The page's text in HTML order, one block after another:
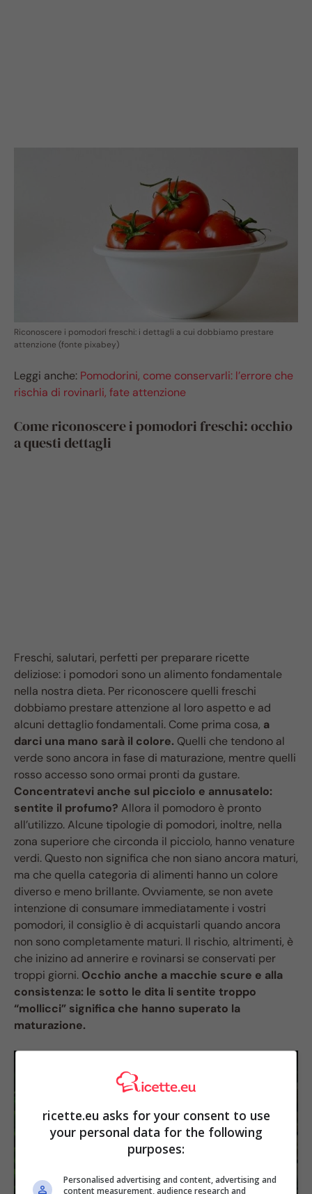
Riconoscere i pomodori freschi: i dettagli a cui dobbiamo prestare
attenzione (fonte pixabey)
Leggi anche: Pomodorini, come conservarli: l’errore che
rischia di rovinarli, fate attenzione
Come riconoscere i pomodori freschi: occhio
a questi dettagli
Freschi, salutari, perfetti per preparare ricette
deliziose: i pomodori sono un alimento fondamentale
nella nostra dieta. Per riconoscere quelli freschi
dobbiamo prestare attenzione al loro aspetto e ad
alcuni dettaglio fondamentali. Come prima cosa, a
darci una mano sarà il colore. Quelli che tendono al
verde sono ancora in fase di maturazione, mentre quelli
rosso accesso sono ormai pronti da gustare.
Concentratevi anche sul picciolo e annusatelo:
sentite il profumo? Allora il pomodoro è pronto
all’utilizzo. Alcune tipologie di pomodori, inoltre, nella
zona superiore che circonda il picciolo, hanno venature
verdi. Questo non significa che non siano ancora maturi,
ma che quella categoria di alimenti hanno un colore
diverso e meno brillante. Ovviamente, se non avete
intenzione di consumare immediatamente i vostri
pomodori, il consiglio è di acquistarli quando ancora
non sono completamente maturi. Il rischio, altrimenti, è
che inizino ad annerire e rovinarsi se conservati per
troppi giorni. Occhio anche a macchie scure e alla
consistenza: le sotto le dita li sentite troppo
“mollicci” significa che hanno superato la
maturazione.
ricette.eu asks for your consent to use
your personal data for the following
purposes:
Personalised advertising and content, advertising and
content measurement, audience research and